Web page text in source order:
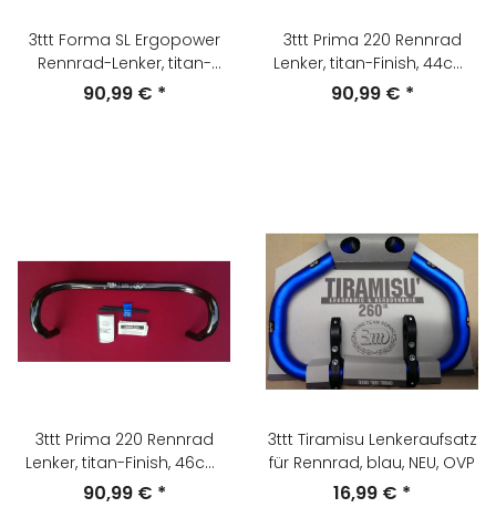
3ttt Forma SL Ergopower
Rennrad-Lenker, titan-
Finish, 46cm, NEU
90,99 € *
3ttt Prima 220 Rennrad
Lenker, titan-Finish, 44cm,
NEU
90,99 € *
3ttt Prima 220 Rennrad
Lenker, titan-Finish, 46cm,
NEU
90,99 € *
3ttt Tiramisu Lenkeraufsatz
für Rennrad, blau, NEU, OVP
16,99 € *